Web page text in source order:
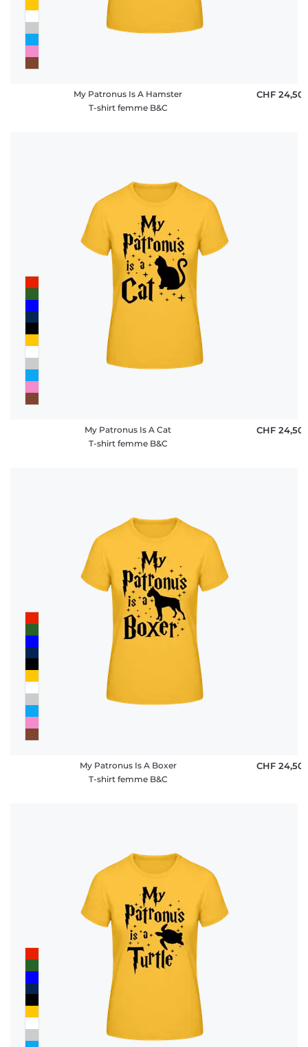
My Patronus Is A Hamster
T-shirt femme B&C
CHF 24,50
My Patronus Is A Cat
T-shirt femme B&C
CHF 24,50
My Patronus Is A Boxer
T-shirt femme B&C
CHF 24,50